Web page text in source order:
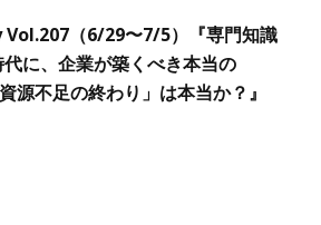
（6/29〜7/5）『専門知識
に、企業が築くべき本当の
源不足の終わり」は本当か？』